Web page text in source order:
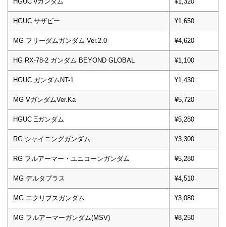
HGUC サザビー ¥1,650
MG フリーダムガンダム Ver.2.0 ¥4,620
HG RX-78-2 ガンダム BEYOND GLOBAL ¥1,100
HGUC ガンダムNT-1 ¥1,430
MG VガンダムVer.Ka ¥5,720
HGUC Ξガンダム ¥5,280
RG シャイニングガンダム ¥3,300
RG フルアーマー・ユニコーンガンダム ¥5,280
MG デルタプラス ¥4,510
MG エクリプスガンダム ¥3,080
MG フルアーマーガンダム(MSV) ¥8,250